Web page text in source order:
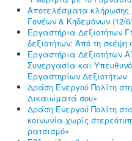
Αποτελέσματα
Γονέων & Κηδεμόνων (12/
Εργαστήρια Δεξιοτήτων
δεξιοτήτων: Από τη σκέψη
Εργαστήρια Δεξιοτήτων
Συνεργασία και
Εργαστηρίων Δεξιοτήτων
Δράση Ενεργού Πολίτη
Δικαιώματά σου»
Δράση Ενεργού Πολίτη
κοινωνία χωρίς
ρατσισμό»